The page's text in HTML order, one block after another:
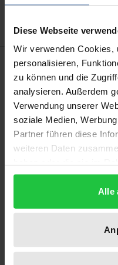
Diese Webseite
Wir verwenden Cookies,
personalisieren,
zu können und die
analysieren. Außerdem
Verwendung unserer
soziale Medien,
Partner führen diese
weiteren Daten
gesammelt haben.
Alle
Beschreibung
Das Buch bietet eine
Möglichkeiten, um im
Gleichstellungsrechts
mehrdimensionale
amerikanischen
von
Recht in den letzten
gewonnen. Jedoch